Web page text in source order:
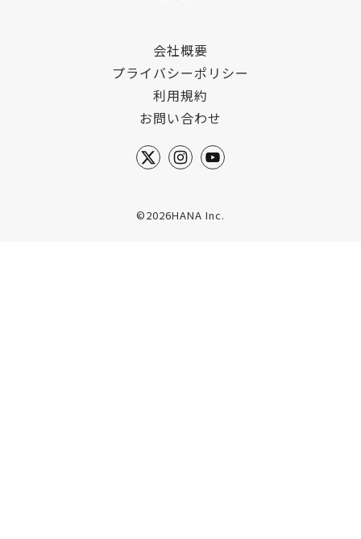
会社概要
プライバシーポリシー
利用規約
お問い合わせ
©2026HANA Inc.